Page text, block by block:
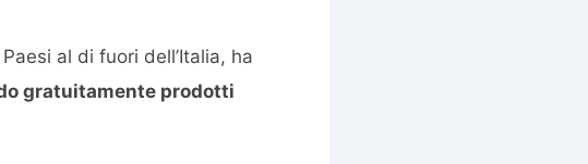
al di fuori dell’Italia, ha
gratuitamente prodotti